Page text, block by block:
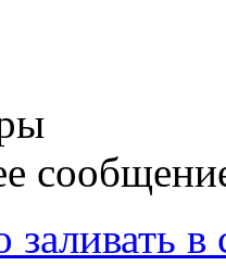
заливать